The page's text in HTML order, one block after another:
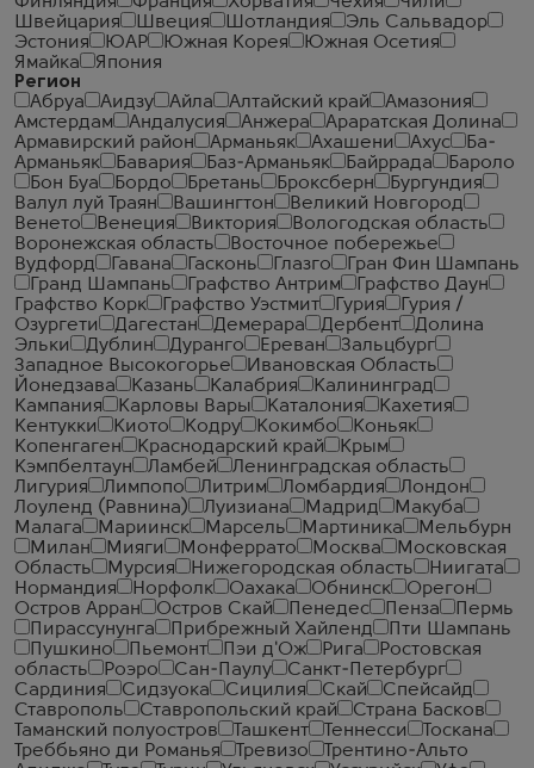
Швейцария
Швеция Шотландия
Эль Сальвадор
Эстония
ЮАР Южная Корея
Южная Осетия
Ямайка
Япония
Регион
Абруа
Аидзу Айла Алтайский край
Амазония
Амстердам
Андалусия Анжера
Араратская Долина
Армавирский район
Арманьяк Ахашени Ахус
Ба-
Арманьяк
Бавария Баз-Арманьяк Байррада
Бароло
Бон Буа
Бордо Бретань Броксберн
Бургундия
Валул луй Траян
Вашингтон
Великий Новгород
Венето
Венеция Виктория
Вологодская область
Воронежская область
Восточное побережье
Вудфорд
Гавана Гасконь Глазго
Гран Фин Шампань
Гранд Шампань
Графство Антрим
Графство Даун
Графство Корк
Графство Уэстмит Гурия
Гурия /
Озургети
Дагестан Демерара Дербент
Долина
Эльки
Дублин Дуранго Ереван
Зальцбург
Западное Высокогорье
Ивановская Область
Йонедзава
Казань Калабрия
Калининград
Кампания
Карловы Вары Каталония
Кахетия
Кентукки
Киото Кодру Кокимбо
Коньяк
Копенгаген
Краснодарский край
Крым
Кэмпбелтаун
Ламбей
Ленинградская область
Лигурия
Лимпопо Литрим Ломбардия
Лондон
Лоуленд (Равнина)
Луизиана Мадрид
Макуба
Малага
Мариинск Марсель Мартиника
Мельбурн
Милан
Мияги Монферрато Москва
Московская
Область
Мурсия Нижегородская область
Ниигата
Нормандия
Норфолк Оахака Обнинск
Орегон
Остров Арран
Остров Скай Пенедес Пенза
Пермь
Пирассунунга
Прибрежный Хайленд
Пти Шампань
Пушкино
Пьемонт Пэи д'Ож Рига
Ростовская
область
Роэро Сан-Паулу
Санкт-Петербург
Сардиния
Сидзуока Сицилия Скай
Спейсайд
Ставрополь
Ставропольский край
Страна Басков
Таманский полуостров
Ташкент Теннесси
Тоскана
Треббьяно ди Романья
Тревизо
Трентино-Альто